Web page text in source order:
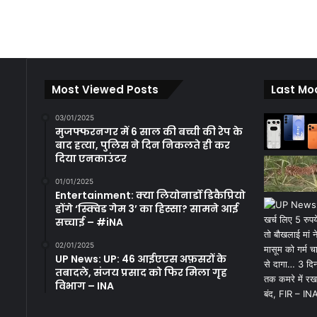
Most Viewed Posts
03/01/2025
मुजफ्फरनगर में 6 साल की बच्ची की रेप के
बाद हत्या, पुलिस ने दिन निकलते ही कर
दिया एनकाउंटर
01/01/2025
Entertainment: क्या लियोनार्डो डिकैप्रियो
होंगे ‘स्क्विड गेम 3’ का हिस्सा? सामने आई
सच्चाई – #iNA
02/01/2025
UP News: UP: 46 आईएएस अफ़सरों के
तबादले, संजय प्रसाद को फिर मिला गृह
विभाग – INA
Last